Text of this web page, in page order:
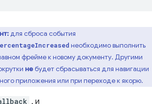
для сброса события
необходимо выполнить
фрейме к новому документу. Другими
небудет сбрасываться для навигации
приложения или при переходе к якорю.
, и